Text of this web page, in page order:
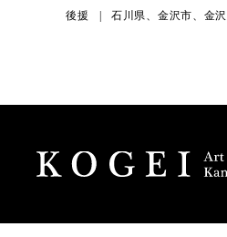
後援 石川県、金沢市、金